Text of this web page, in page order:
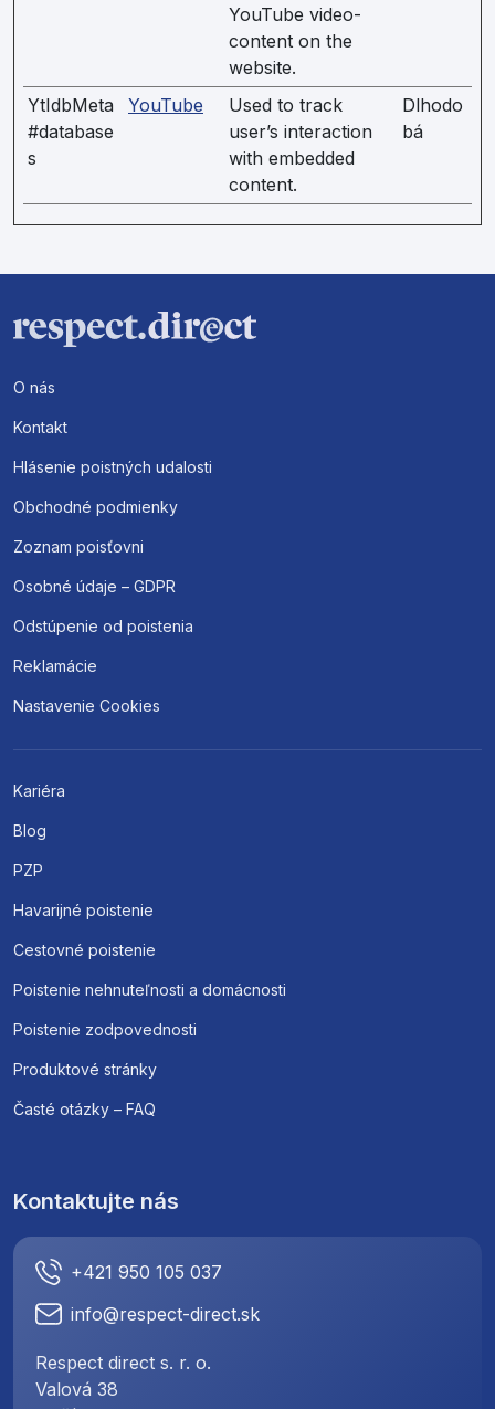
YouTube video-
content on the
website.
YtIdbMeta
#database
s
YouTube
Used to track
user’s interaction
with embedded
content.
Dlhodo
bá
O nás
Kontakt
Hlásenie poistných udalosti
Obchodné podmienky
Zoznam poisťovni
Osobné údaje – GDPR
Odstúpenie od poistenia
Reklamácie
Nastavenie Cookies
Kariéra
Blog
PZP
Havarijné poistenie
Cestovné poistenie
Poistenie nehnuteľnosti a domácnosti
Poistenie zodpovednosti
Produktové stránky
Časté otázky – FAQ
Kontaktujte nás
+421 950 105 037
info@respect-direct.sk
Respect direct s. r. o.
Valová 38